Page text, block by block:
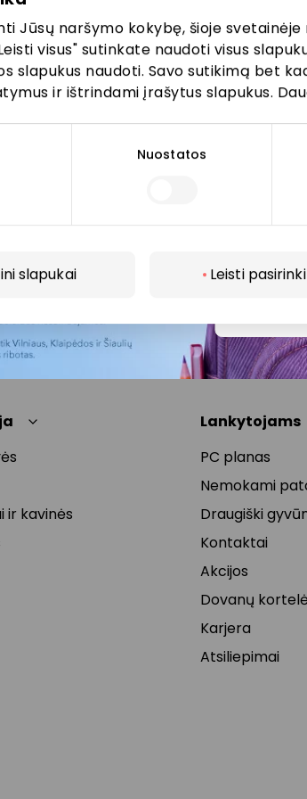
Jūsų naršymo kokybę, šioje
visus" sutinkate naudoti visus
slapukus naudoti. Savo sutikimą bet
ir ištrindami įrašytus slapukus.
Nuostatos
slapukai Leisti
Spustelėdamas
AKROPOLIS naujienas. Dėl to
ir kavinės
Lankytojams
PC planas
Nemokami
Draugiški
Kontaktai
Akcijos
Dovanų
Karjera
Atsiliepimai